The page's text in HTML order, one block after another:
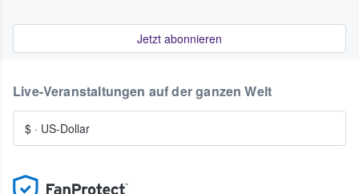
Jetzt abonnieren
Live-Veranstaltungen auf der ganzen Welt
$ · US-Dollar